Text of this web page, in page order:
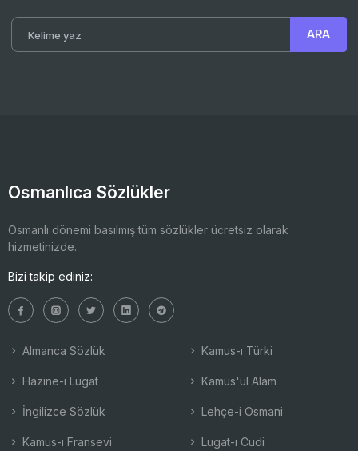
Osmanlıca Sözlükler
Osmanlı dönemi basılmış tüm sözlükler ücretsiz olarak
hizmetinizde.
Bizi takip ediniz:
Almanca Sözlük
Hazine-i Lugat
İngilizce Sözlük
Kamus-ı Fransevi
Kamus-ı Türki
Kamus'ul Alam
Lehçe-i Osmani
Lugat-ı Cudi